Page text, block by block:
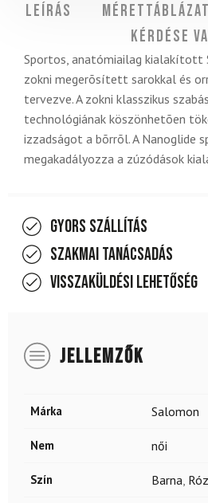
Leírás Mérettáblázat
Kérdése
Sportos, anatómiailag kialakított
zokni megerõsített sarokkal és
tervezve. A zokni klasszikus
technológiának köszönhetõen
izzadságot a bõrrõl. A Nanoglide
megakadályozza a zúzódások
Gyors szállítás
Szakmai tanácsadás
Visszaküldési lehetőség
JELLEMZŐK
Márka Salomon
Nem női
Szín Barna